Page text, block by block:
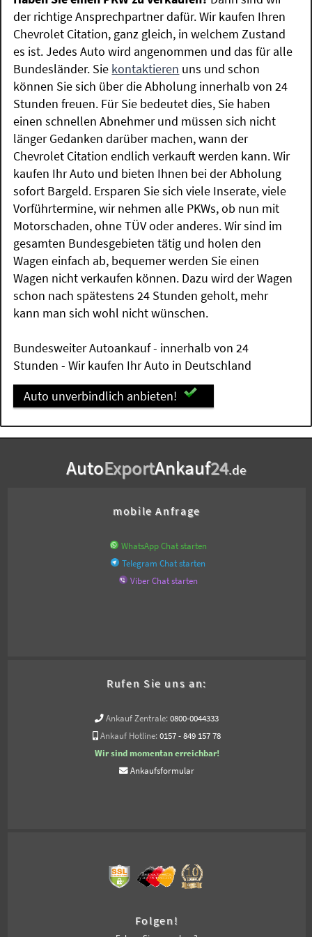
der richtige Ansprechpartner dafür. Wir kaufen Ihren
Chevrolet Citation, ganz gleich, in welchem Zustand
es ist. Jedes Auto wird angenommen und das für alle
Bundesländer. Sie kontaktieren uns und schon
können Sie sich über die Abholung innerhalb von 24
Stunden freuen. Für Sie bedeutet dies, Sie haben
einen schnellen Abnehmer und müssen sich nicht
länger Gedanken darüber machen, wann der
Chevrolet Citation endlich verkauft werden kann. Wir
kaufen Ihr Auto und bieten Ihnen bei der Abholung
sofort Bargeld. Ersparen Sie sich viele Inserate, viele
Vorführtermine, wir nehmen alle PKWs, ob nun mit
Motorschaden, ohne TÜV oder anderes. Wir sind im
gesamten Bundesgebieten tätig und holen den
Wagen einfach ab, bequemer werden Sie einen
Wagen nicht verkaufen können. Dazu wird der Wagen
schon nach spätestens 24 Stunden geholt, mehr
kann man sich wohl nicht wünschen.
Bundesweiter Autoankauf - innerhalb von 24
Stunden - Wir kaufen Ihr Auto in Deutschland
Auto unverbindlich anbieten!
AutoExportAnkauf24.de
mobile Anfrage
WhatsApp Chat starten
Telegram Chat starten
Viber Chat starten
Rufen Sie uns an:
Ankauf Zentrale: 0800-0044333
Ankauf Hotline: 0157 - 849 157 78
Wir sind momentan erreichbar!
Ankaufsformular
Folgen!